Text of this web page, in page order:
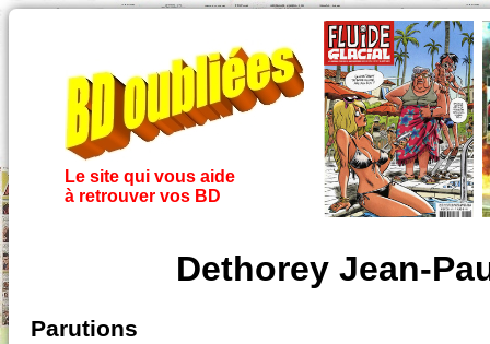
Le site qui vous aide
à retrouver vos BD
Dethorey Jean-
Parutions